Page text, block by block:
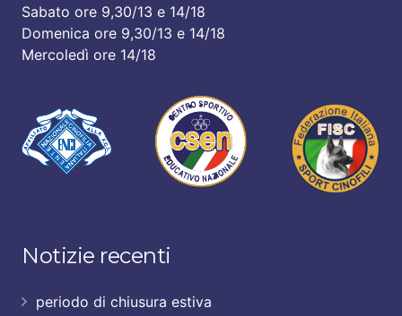
Sabato ore 9,30/13 e 14/18
Domenica ore 9,30/13 e 14/18
Mercoledì ore 14/18
Notizie recenti
periodo di chiusura estiva